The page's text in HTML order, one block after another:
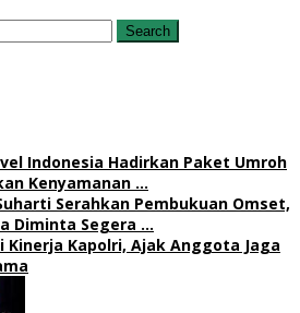
Indonesia Hadirkan Paket Umroh
Kenyamanan …
Serahkan Pembukuan Omset,
Diminta Segera …
Kinerja Kapolri, Ajak Anggota Jaga